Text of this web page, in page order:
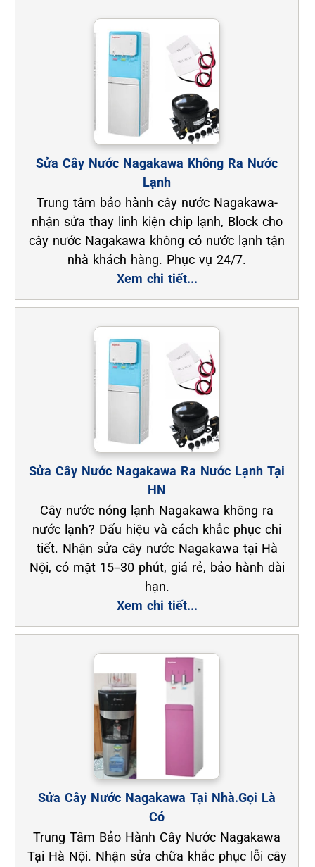
Sửa Cây Nước Nagakawa Không Ra Nước
Lạnh
Trung tâm bảo hành cây nước Nagakawa-
nhận sửa thay linh kiện chip lạnh, Block cho
cây nước Nagakawa không có nước lạnh tận
nhà khách hàng. Phục vụ 24/7.
Xem chi tiết...
Sửa Cây Nước Nagakawa Ra Nước Lạnh Tại
HN
Cây nước nóng lạnh Nagakawa không ra
nước lạnh? Dấu hiệu và cách khắc phục chi
tiết. Nhận sửa cây nước Nagakawa tại Hà
Nội, có mặt 15–30 phút, giá rẻ, bảo hành dài
hạn.
Xem chi tiết...
Sửa Cây Nước Nagakawa Tại Nhà.Gọi Là
Có
Trung Tâm Bảo Hành Cây Nước Nagakawa
Tại Hà Nội. Nhận sửa chữa khắc phục lỗi cây